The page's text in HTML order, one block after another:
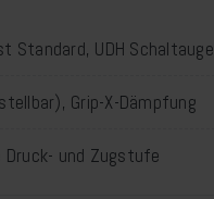
Standard, UDH Schaltauge
Grip-X-Dämpfung
und Zugstufe